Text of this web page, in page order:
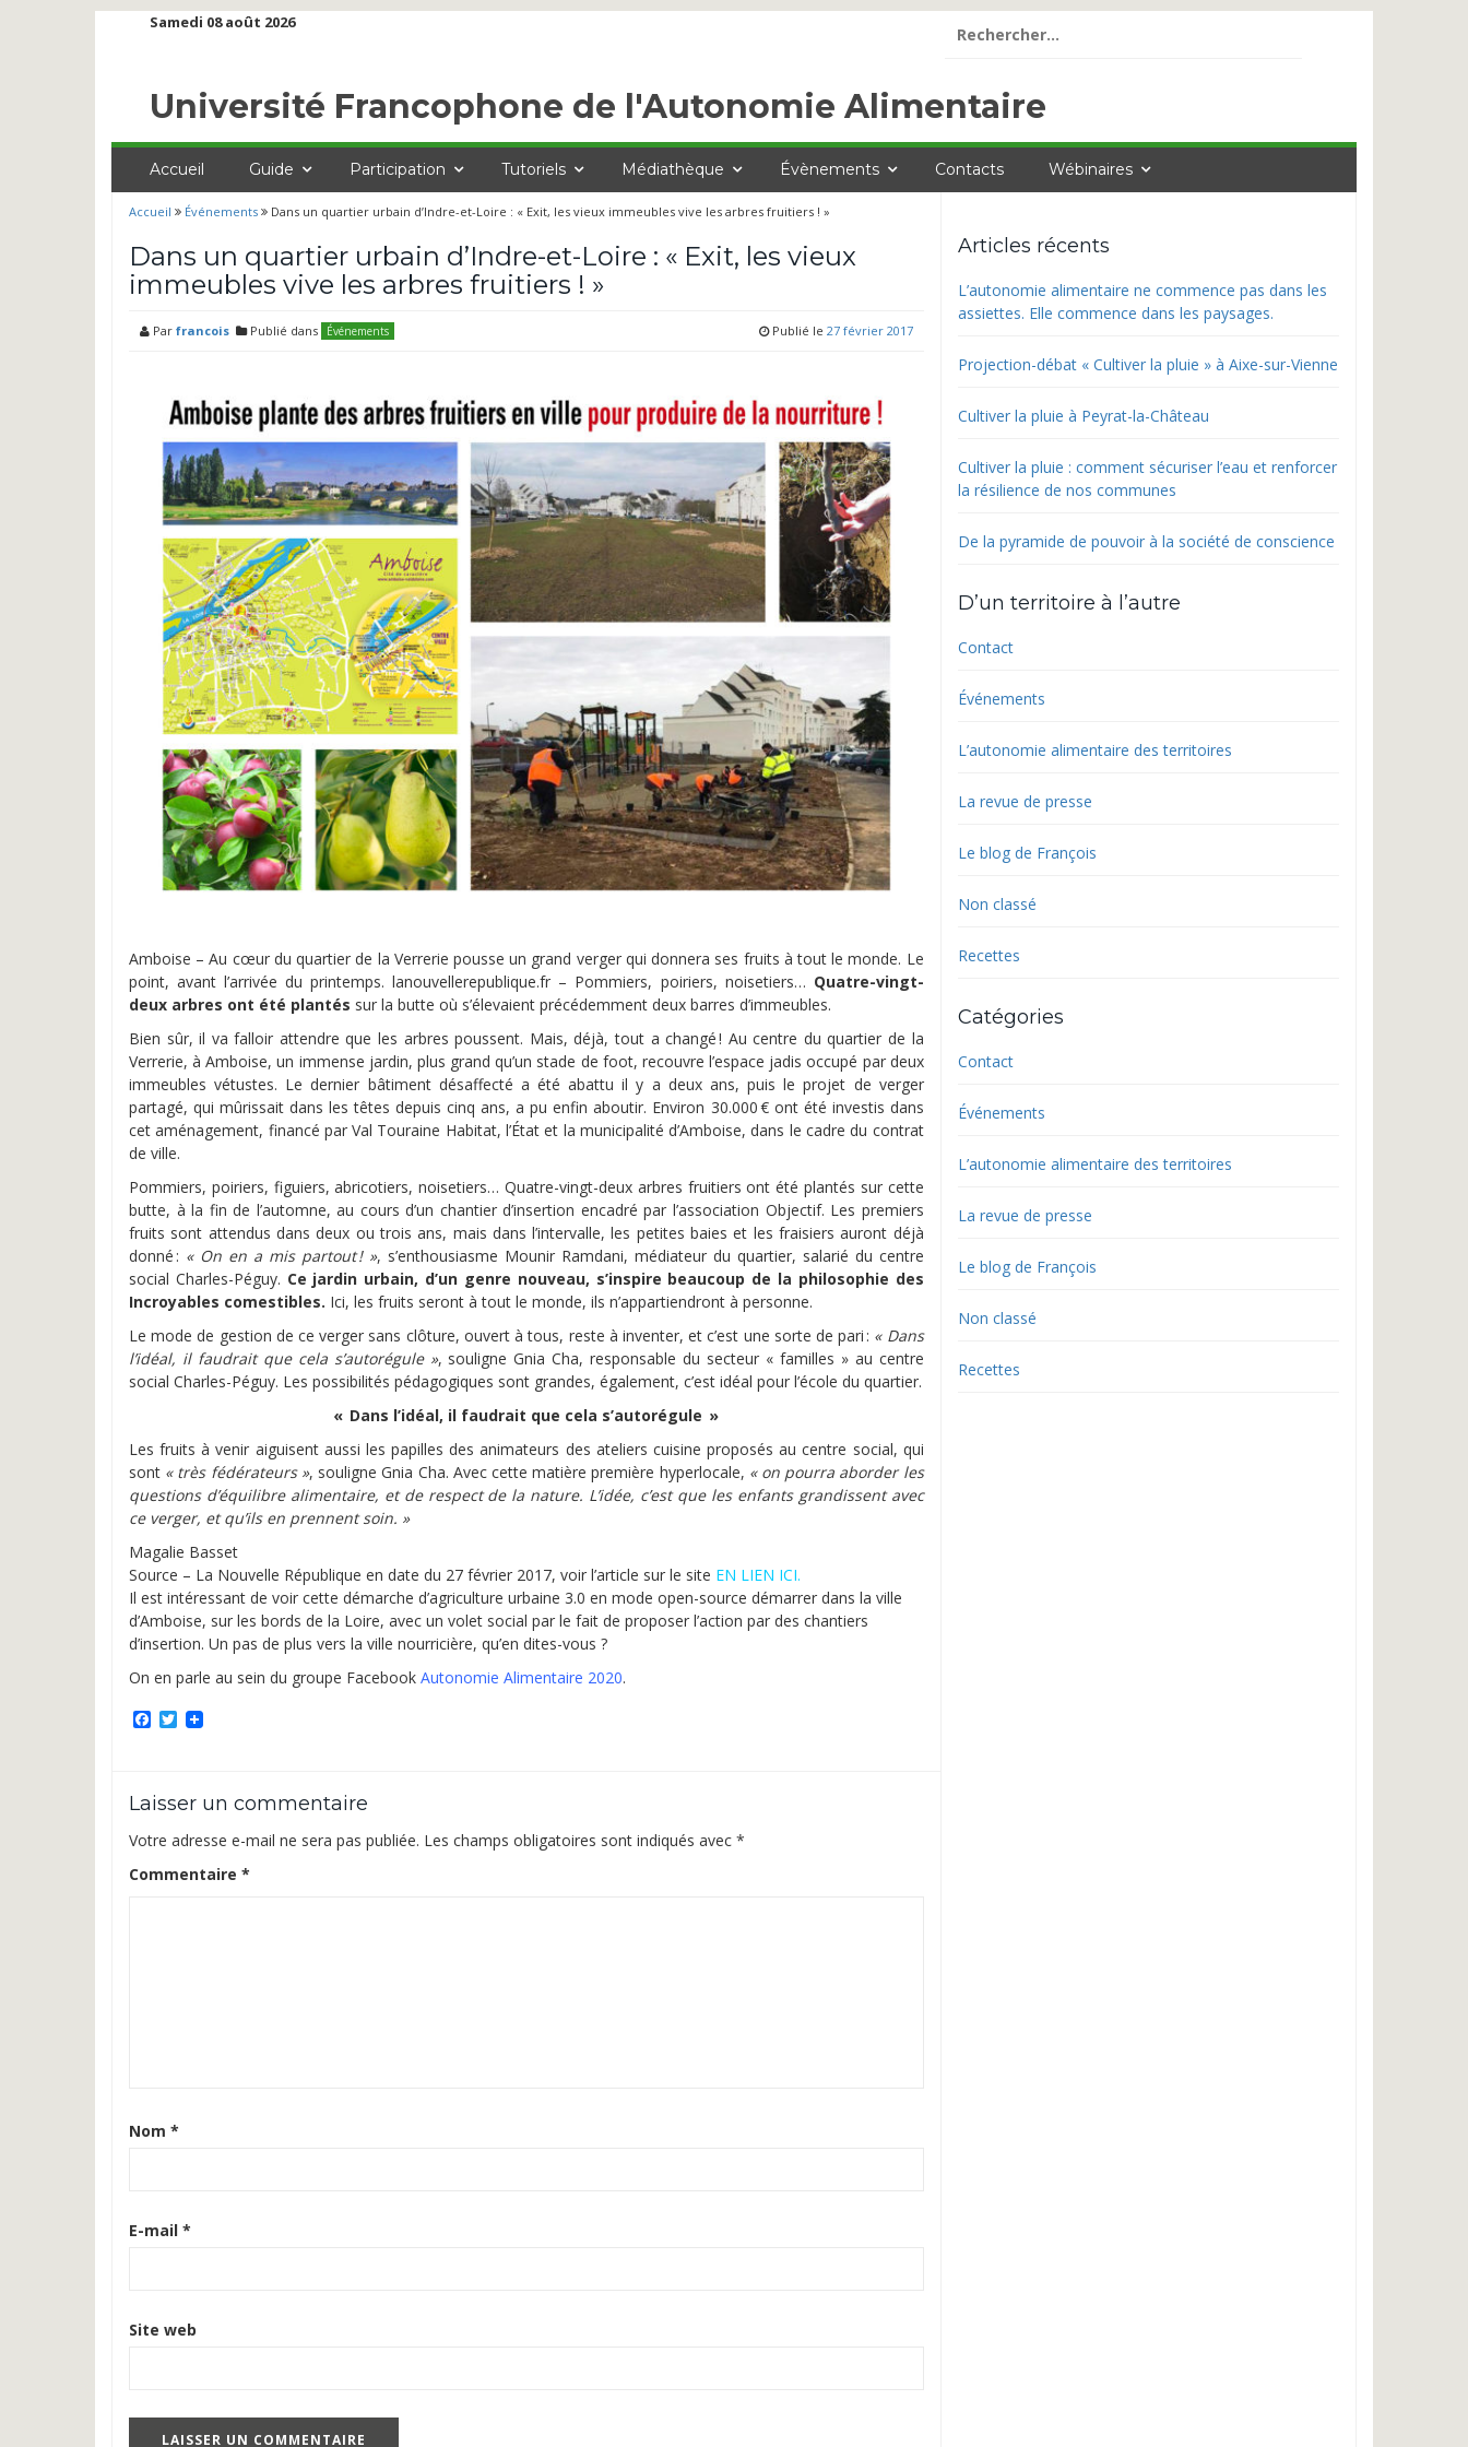
Samedi 08 août 2026
Université Francophone de l'Autonomie Alimentaire
Accueil Guide Participation Tutoriels Médiathèque Évènements Contacts Wébinaires
Accueil Événements Dans un quartier urbain d’Indre-et-Loire : « Exit, les vieux immeubles vive les arbres fruitiers ! »
Dans un quartier urbain d’Indre-et-Loire : « Exit, les vieux
immeubles vive les arbres fruitiers ! »
Par francois Publié dans Événements Publié le 27 février 2017
Amboise – Au cœur du quartier de la Verrerie pousse un grand verger qui donnera ses fruits à tout le monde. Le
point, avant l’arrivée du printemps.lanouvellerepublique.fr – Pommiers, poiriers, noisetiers… Quatre-vingt-
deux arbres ont été plantés sur la butte où s’élevaient précédemment deux barres d’immeubles.
Bien sûr, il va falloir attendre que les arbres poussent. Mais, déjà, tout a changé ! Au centre du quartier de la
Verrerie, à Amboise, un immense jardin, plus grand qu’un stade de foot, recouvre l’espace jadis occupé par deux
immeubles vétustes. Le dernier bâtiment désaffecté a été abattu il y a deux ans, puis le projet de verger
partagé, qui mûrissait dans les têtes depuis cinq ans, a pu enfin aboutir. Environ 30.000 € ont été investis dans
cet aménagement, financé par Val Touraine Habitat, l’État et la municipalité d’Amboise, dans le cadre du contrat
de ville.
Pommiers, poiriers, figuiers, abricotiers, noisetiers… Quatre-vingt-deux arbres fruitiers ont été plantés sur cette
butte, à la fin de l’automne, au cours d’un chantier d’insertion encadré par l’association Objectif. Les premiers
fruits sont attendus dans deux ou trois ans, mais dans l’intervalle, les petites baies et les fraisiers auront déjà
donné : « On en a mis partout ! », s’enthousiasme Mounir Ramdani, médiateur du quartier, salarié du centre
social Charles-Péguy. Ce jardin urbain, d’un genre nouveau, s’inspire beaucoup de la philosophie des
Incroyables comestibles. Ici, les fruits seront à tout le monde, ils n’appartiendront à personne.
Le mode de gestion de ce verger sans clôture, ouvert à tous, reste à inventer, et c’est une sorte de pari : « Dans
l’idéal, il faudrait que cela s’autorégule », souligne Gnia Cha, responsable du secteur « familles » au centre
social Charles-Péguy. Les possibilités pédagogiques sont grandes, également, c’est idéal pour l’école du quartier.
« Dans l’idéal, il faudrait que cela s’autorégule »
Les fruits à venir aiguisent aussi les papilles des animateurs des ateliers cuisine proposés au centre social, qui
sont « très fédérateurs », souligne Gnia Cha. Avec cette matière première hyperlocale, « on pourra aborder les
questions d’équilibre alimentaire, et de respect de la nature. L’idée, c’est que les enfants grandissent avec
ce verger, et qu’ils en prennent soin. »
Magalie Basset
Source – La Nouvelle République en date du 27 février 2017, voir l’article sur le site EN LIEN ICI.
Il est intéressant de voir cette démarche d’agriculture urbaine 3.0 en mode open-source démarrer dans la ville
d’Amboise, sur les bords de la Loire, avec un volet social par le fait de proposer l’action par des chantiers
d’insertion. Un pas de plus vers la ville nourricière, qu’en dites-vous ?
On en parle au sein du groupe Facebook Autonomie Alimentaire 2020.
Facebook
Twitter
Laisser un commentaire
Votre adresse e-mail ne sera pas publiée. Les champs obligatoires sont indiqués avec *
Commentaire *
Nom *
E-mail *
Site web
Articles récents
L’autonomie alimentaire ne commence pas dans les
assiettes. Elle commence dans les paysages.
Projection-débat « Cultiver la pluie » à Aixe-sur-Vienne
Cultiver la pluie à Peyrat-la-Château
Cultiver la pluie : comment sécuriser l’eau et renforcer
la résilience de nos communes
De la pyramide de pouvoir à la société de conscience
D’un territoire à l’autre
Contact
Événements
L’autonomie alimentaire des territoires
La revue de presse
Le blog de François
Non classé
Recettes
Catégories
Contact
Événements
L’autonomie alimentaire des territoires
La revue de presse
Le blog de François
Non classé
Recettes